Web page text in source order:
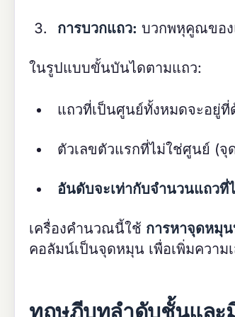
การบวกแถว: บวกพหุคูณของ
ในรูปแบบขั้นบันไดตามแถว:
แถวที่เป็นศูนย์ทั้งหมดจะอยู่ที่
ตัวเลขตัวแรกที่ไม่ใช่ศูนย์ (
อันดับจะเท่ากับจำนวนแถว
เครื่องคำนวณนี้ใช้ การหาจุดหมุ
คอลัมน์เป็นจุดหมุน เพื่อเพิ่มความ